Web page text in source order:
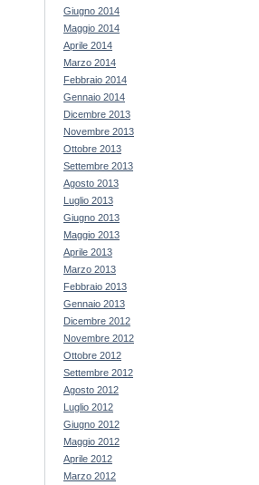
Giugno 2014
Maggio 2014
Aprile 2014
Marzo 2014
Febbraio 2014
Gennaio 2014
Dicembre 2013
Novembre 2013
Ottobre 2013
Settembre 2013
Agosto 2013
Luglio 2013
Giugno 2013
Maggio 2013
Aprile 2013
Marzo 2013
Febbraio 2013
Gennaio 2013
Dicembre 2012
Novembre 2012
Ottobre 2012
Settembre 2012
Agosto 2012
Luglio 2012
Giugno 2012
Maggio 2012
Aprile 2012
Marzo 2012